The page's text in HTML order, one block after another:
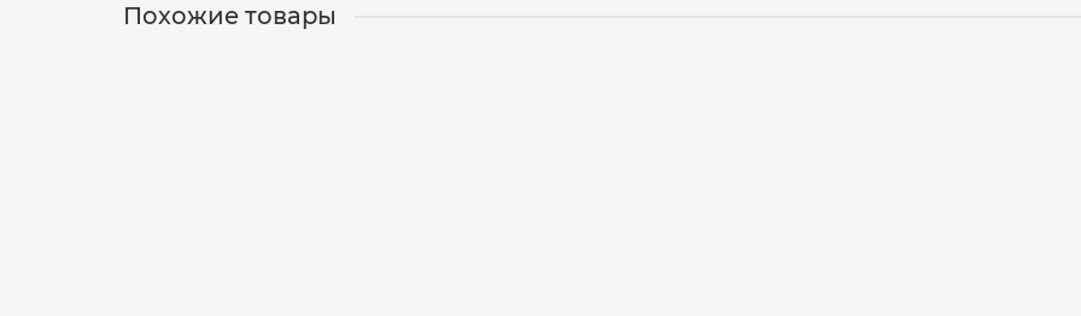
Похожие товары